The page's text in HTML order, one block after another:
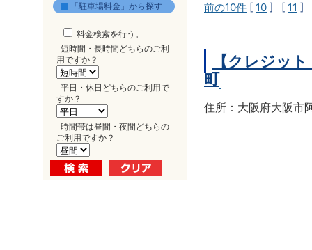
「駐車場料金」から探す
料金検索を行う。
短時間・長時間どちらのご利
用ですか？
平日・休日どちらのご利用で
すか？
時間帯は昼間・夜間どちらの
ご利用ですか？
前の10件 [ 10 ] [ 11 ]
【クレジッ
町
住所：大阪府大阪市